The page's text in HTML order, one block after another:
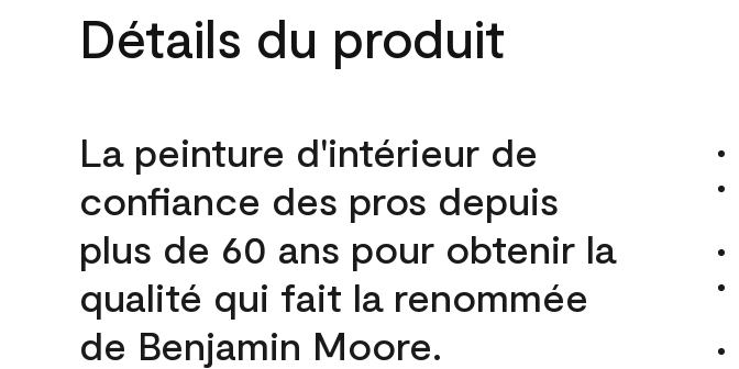
Détails du produit
La peinture d'intérieur de
confiance des pros depuis
plus de 60 ans pour obtenir la
qualité qui fait la renommée
de Benjamin Moore.